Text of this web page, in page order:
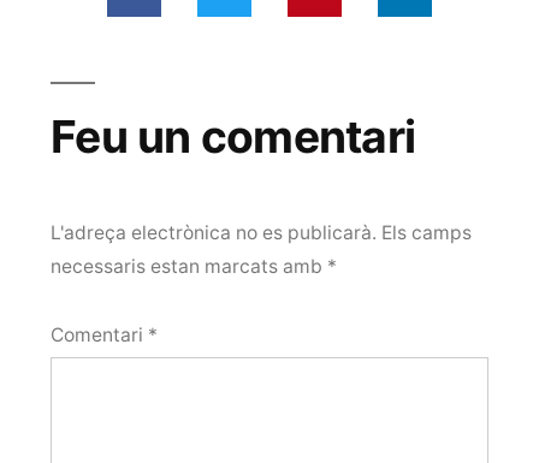
Feu un comentari
L'adreça electrònica no es publicarà. Els camps
necessaris estan marcats amb *
Comentari *